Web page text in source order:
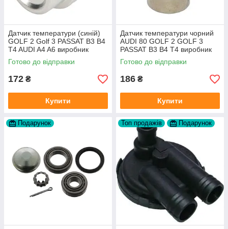
Датчик температури (синій)
GOLF 2 Golf 3 PASSAT B3 B4
T4 AUDI A4 A6 виробник
Topran Німеччина
Готово до відправки
172 ₴
Купити
Датчик температури чорний
AUDI 80 GOLF 2 GOLF 3
PASSAT B3 B4 T4 виробник
TOPRAN Німеччина
Готово до відправки
186 ₴
Купити
Подарунок Топ продажів Подарунок